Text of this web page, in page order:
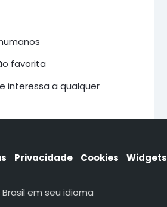
favorita
interessa a qualquer
Privacidade Cookies Widgets
em seu idioma